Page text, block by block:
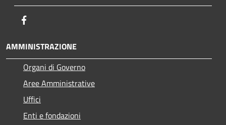
AMMINISTRAZIONE
Organi di Governo
Aree Amministrative
Uffici
Enti e fondazioni